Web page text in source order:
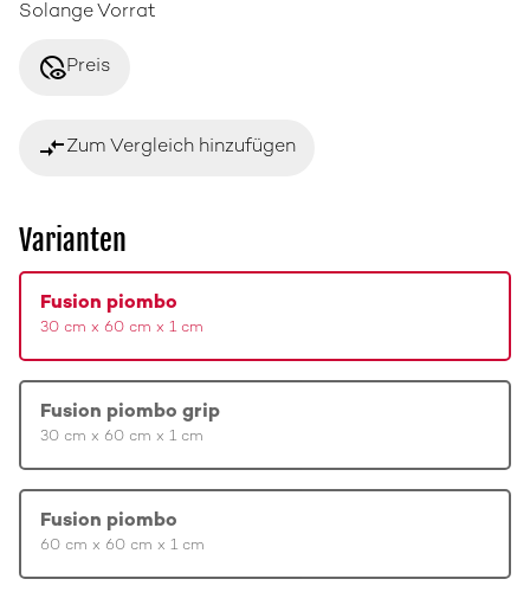
Solange Vorrat
disabled_visiblePreis
compare_arrowsZum Vergleich hinzufügen
Varianten
Fusion piombo
30 cm x 60 cm x 1 cm
Fusion piombo grip
30 cm x 60 cm x 1 cm
Fusion piombo
60 cm x 60 cm x 1 cm